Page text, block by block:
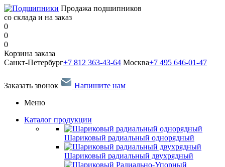
Продажа подшипников
со склада и на заказ
0
0
0
Корзина заказа
Санкт-Петербург+7 812 363-43-64 Москва+7 495 646-01-47
Заказать звонок
Напишите нам
Меню
Каталог продукции
Шариковый радиальный однорядный
Шариковый радиальный двухрядный